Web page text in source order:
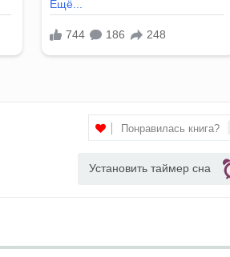
Понравилась книга?
Установить таймер сна